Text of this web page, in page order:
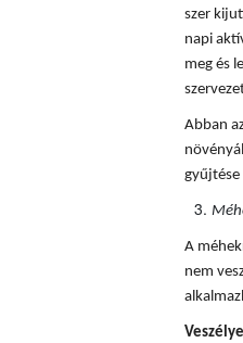
szer
napi
meg és
Abban
gyűjtése
A
nem